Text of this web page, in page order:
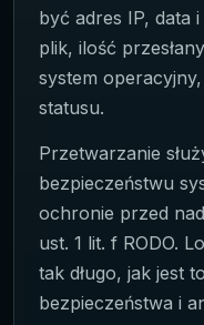
być adres IP, data
plik, ilość
system
statusu.
Przetwarzanie
bezpieczeństwu
ochronie przed
ust. 1 lit. f RODO.
tak długo, jak jest
bezpieczeństwa i